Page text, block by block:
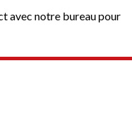
avec notre bureau pour